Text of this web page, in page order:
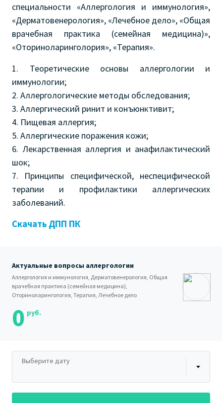
специальности «Аллергология и иммунология»,
«Дерматовенерология», «Лечебное дело», «Общая
врачебная практика (семейная медицина)»,
«Оториноларинголория», «Терапия».
1. Теоретические основы аллергологии и
иммунологии;
2. Аллергологические методы обследования;
3. Аллергический ринит и конъюнктивит;
4. Пищевая аллергия;
5. Аллергические поражения кожи;
6. Лекарственная аллергия и анафилактический
шок;
7. Принципы специфической, неспецифической
терапии и профилактики аллергических
заболеваний.
Скачать ДПП ПК
Актуальные вопросы аллергологии
Аллергология и иммунология, Дерматовенерология, Общая
врачебная практика (семейная медицина),
Оториноларингология, Терапия, Лечебное дело
0 руб.
Выберите дату